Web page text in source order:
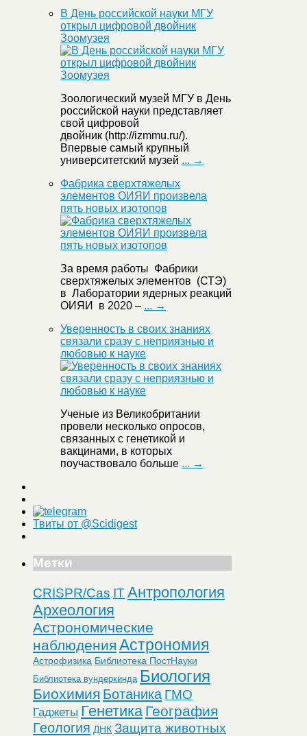
В День российской науки МГУ
открыл цифровой двойник
Зоомузея
Зоологический музей МГУ в День
российской науки представляет
свой цифровой
двойник (http://izmmu.ru/).
Впервые самый крупный
университетский музей ... →
Фабрика сверхтяжелых
элементов ОИЯИ произвела
пять новых изотопов
За время работы Фабрики
сверхтяжелых элементов (СТЭ)
в Лаборатории ядерных реакций
ОИЯИ в 2020 – ... →
Уверенность в своих знаниях
связали сразу с неприязнью и
любовью к науке
Ученые из Великобритании
провели несколько опросов,
связанных с генетикой и
вакцинами, в которых
поучаствовало больше ... →
Твиты от @Scidigest
Метки
CRISPR/Cas ITАнтропология
Археология
Астрономические
наблюдения Астрономия
Астрофизика Библиотека ПостНауки
Библиотека вундеркинда Биология
Биохимия Ботаника ГМО
Гаджеты Генетика География
Геология ДНК Защита животных